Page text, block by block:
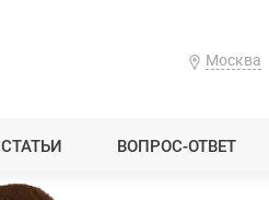
Москва
СТАТЬИ ВОПРОС-ОТВЕТ